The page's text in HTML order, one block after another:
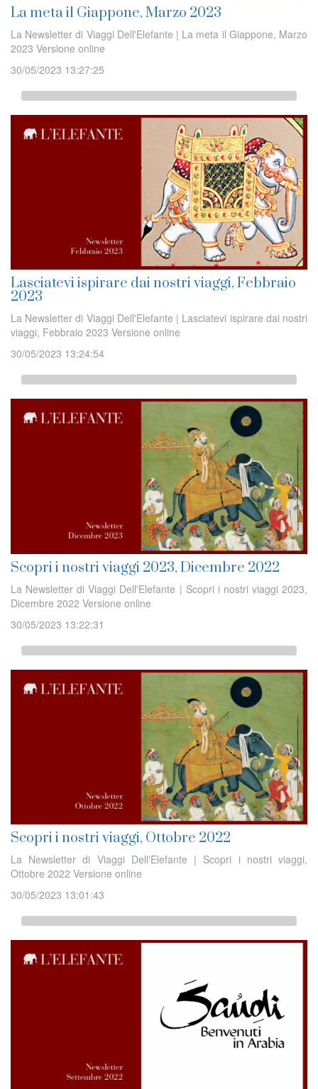
La meta il Giappone, Marzo 2023
La Newsletter di Viaggi Dell'Elefante | La meta il Giappone, Marzo
2023 Versione online
30/05/2023 13:27:25
Lasciatevi ispirare dai nostri viaggi, Febbraio
2023
La Newsletter di Viaggi Dell'Elefante | Lasciatevi ispirare dai nostri
viaggi, Febbraio 2023 Versione online
30/05/2023 13:24:54
Scopri i nostri viaggi 2023, Dicembre 2022
La Newsletter di Viaggi Dell'Elefante | Scopri i nostri viaggi 2023,
Dicembre 2022 Versione online
30/05/2023 13:22:31
Scopri i nostri viaggi, Ottobre 2022
La Newsletter di Viaggi Dell'Elefante | Scopri i nostri viaggi,
Ottobre 2022 Versione online
30/05/2023 13:01:43